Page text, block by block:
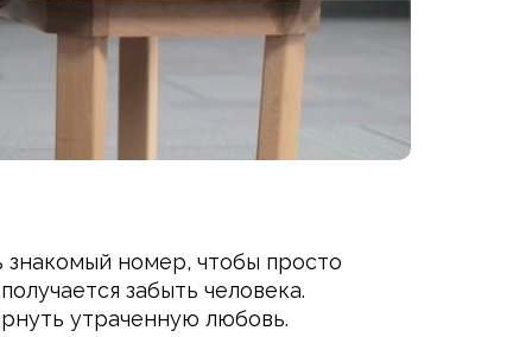
знакомый номер, чтобы просто
забыть человека.
утраченную любовь.